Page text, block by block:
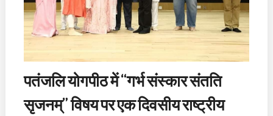
पतंजलि योगपीठ में “गर्भ संस्कार संतति
सृजनम्” विषय पर एक दिवसीय राष्ट्रीय